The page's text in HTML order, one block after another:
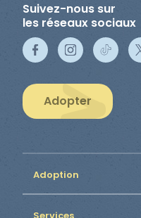
Suivez-nous sur
les réseaux sociaux
Adopter
Adoption